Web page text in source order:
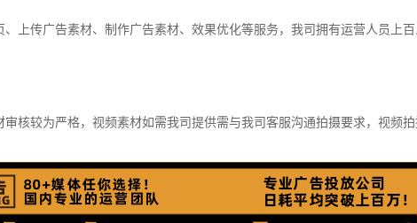
上传广告素材、制作广告素材、效果优化等服务，我司拥有运营人员上百
核较为严格，视频素材如需我司提供需与我司客服沟通拍摄要求，视频